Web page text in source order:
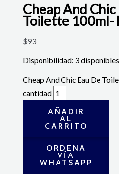
Cheap And Chic
Toilette 100ml-
$93
Disponibilidad: 3 disponibles
Cheap And Chic Eau De
cantidad
AÑADIR
AL
CARRITO
ORDENA
VÍA
WHATSAPP